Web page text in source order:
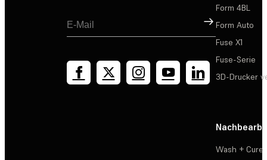
Registrieren
Form 4BL
Form Auto
Fuse X1
Fuse-Serie
3D-Drucker
Wash + Cure